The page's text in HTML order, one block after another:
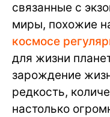
связанные с
миры, похожие
космосе
для жизни
зарождение
редкость,
настолько